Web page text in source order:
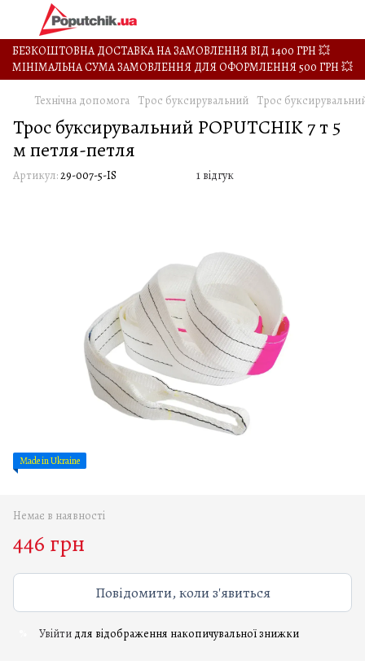
БЕЗКОШТОВНА ДОСТАВКА НА ЗАМОВЛЕННЯ ВІД 1400 ГРН 💥
МІНІМАЛЬНА СУМА ЗАМОВЛЕННЯ ДЛЯ ОФОРМЛЕННЯ 500 ГРН 💥
Технічна допомога Трос буксирувальний Трос
Трос буксирувальний POPUTCHIK 7 т 5
м петля-петля
Артикул:29-007-5-IS 1 відгук
Made in Ukraine
Немає в наявності
446 грн
Повідомити, коли з'явиться
Увійти для відображення накопичувальної знижки